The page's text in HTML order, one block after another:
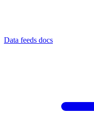
Data feeds docs